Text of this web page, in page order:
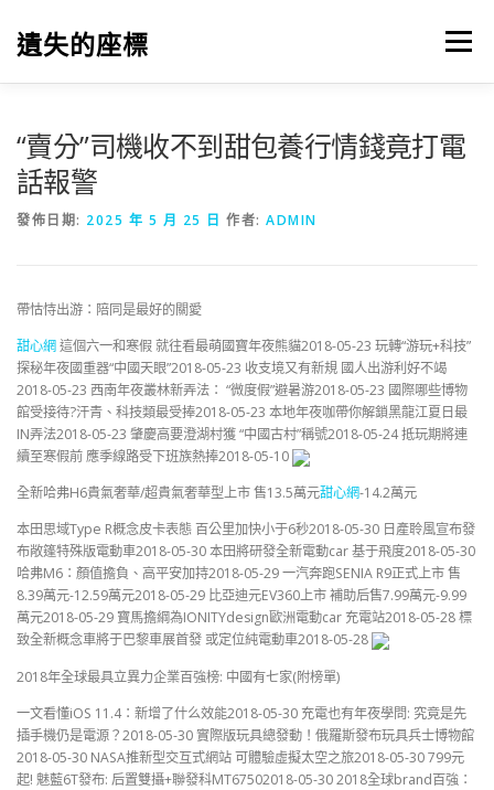
遺失的座標 選單
“賣分”司機收不到甜包養行情錢竟打電
話報警
發佈日期: 2025 年 5 月 25 日 作者: ADMIN
帶怙恃出游：陪同是最好的關愛
甜心網這個六一和寒假 就往看最萌國寶年夜熊貓2018-05-23 玩轉“游玩+科技”
探秘年夜國重器“中國天眼”2018-05-23 收支境又有新規 國人出游利好不竭
2018-05-23 西南年夜叢林新弄法： “微度假”避暑游2018-05-23 國際哪些博物
館受接待?汗青、科技類最受捧2018-05-23 本地年夜咖帶你解鎖黑龍江夏日最
IN弄法2018-05-23 肇慶高要澄湖村獲 “中國古村”稱號2018-05-24 抵玩期將連
續至寒假前 應季線路受下班族熱捧2018-05-10
全新哈弗H6貴氣奢華/超貴氣奢華型上市 售13.5萬元甜心網-14.2萬元
本田思域Type R概念皮卡表態 百公里加快小于6秒2018-05-30 日產聆風宣布發
布敞篷特殊版電動車2018-05-30 本田將研發全新電動car 基于飛度2018-05-30
哈弗M6：顏值擔負、高平安加持2018-05-29 一汽奔跑SENIA R9正式上市 售
8.39萬元-12.59萬元2018-05-29 比亞迪元EV360上市 補助后售7.99萬元-9.99
萬元2018-05-29 寶馬擔綱為IONITYdesign歐洲電動car 充電站2018-05-28 標
致全新概念車將于巴黎車展首發 或定位純電動車2018-05-28
2018年全球最具立異力企業百強榜: 中國有七家(附榜單)
一文看懂iOS 11.4：新增了什么效能2018-05-30 充電也有年夜學問: 究竟是先
插手機仍是電源？2018-05-30 實際版玩具總發動！俄羅斯發布玩具兵士博物館
2018-05-30 NASA推新型交互式網站 可體驗虛擬太空之旅2018-05-30 799元
起! 魅藍6T發布: 后置雙攝+聯發科MT67502018-05-30 2018全球brand百強：